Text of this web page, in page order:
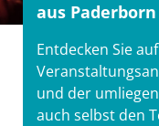
aus
Entdecken Sie
und der
auch selbst den